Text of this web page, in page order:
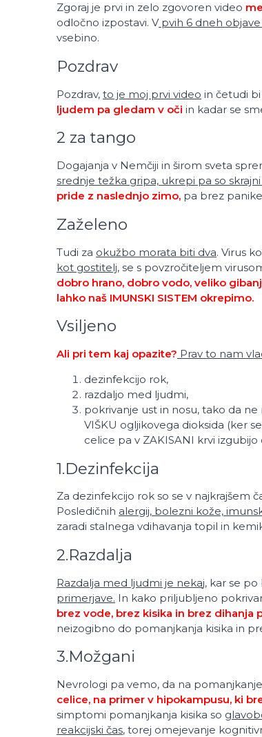
Zgoraj je prvi in zelo zgovoren video
odločno izpostavi. Vpvih 6 dneh objave
vsebino.
Pozdrav
Pozdrav, to je moj prvi video in četudi
ljudem pa gledam v oči in kadar se
2 za tango
Dogajanja v Nemčiji in širom sveta
srednje težka gripa, ukrepi pa so
pride z naslednjo zimo, pa brez
Zaželeno
Tudi za okužbo morata biti dva. Virus
kot gostitelj, se s povzročiteljem
dobro hrano, dobro vodo, veliko
lahko naš IMUNSKI SISTEM okrepimo.
Vsiljeno
Ali pri tem kaj opazite? Prav to nam
dezinfekcijo rok,
razdaljo med ljudmi,
pokrivanje ust in nosu, tako da
VIŠKU ogljikovega dioksida (ker
celice pa v ZAKISANI krvi
1.Dezinfekcija
Za dezinfekcijo rok so se v najkrajšem
Posledičnih alergij, bolezni kože,
zaradi stalnega vdihavanja topil in
2.Razdalja
Razdalja med ljudmi je nekaj, kar se
primerjave. In kako priljubljeno
brez vode, brez kisika in brez dihanja
neizogibno do pomanjkanja kisika in
3.Možgani
Nevrologi pa vemo, da na
celice, na primer v hipokampusu, ki
simptomi pomanjkanja kisika so
reakcijski čas, torej omejevanje